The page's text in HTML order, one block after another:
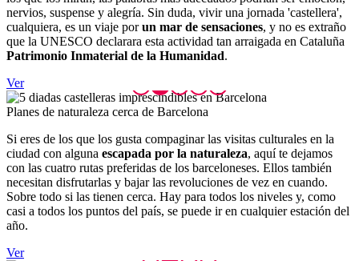
nervios, suspense y alegría. Sin duda, vivir una jornada 'castellera',
cualquiera, es un viaje porun mar de sensaciones, y no es extraño
que la UNESCO declarara esta actividad tan arraigada en Cataluña
Patrimonio Inmaterial de la Humanidad.
Ver
Planes de naturaleza cerca de Barcelona
Si eres de los que los gusta compaginar las visitas culturales en la
ciudad con alguna escapada por la naturaleza, aquí te dejamos
con las cuatro rutas preferidas de los barceloneses. Ellos también
necesitan disfrutarlas y bajar las revoluciones de vez en cuando.
Sobre todo si las tienen cerca. Hay para todos los niveles y, como
casi a todos los puntos del país, se puede ir en cualquier estación del
año.
Ver